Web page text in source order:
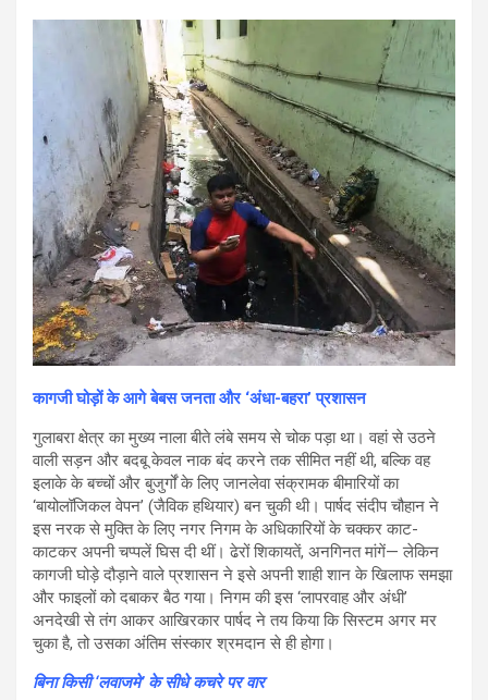
कागजी घोड़ों के आगे बेबस जनता और ‘अंधा-बहरा’ प्रशासन
गुलाबरा क्षेत्र का मुख्य नाला बीते लंबे समय से चोक पड़ा था। वहां से उठने
वाली सड़न और बदबू केवल नाक बंद करने तक सीमित नहीं थी, बल्कि वह
इलाके के बच्चों और बुजुर्गों के लिए जानलेवा संक्रामक बीमारियों का
‘बायोलॉजिकल वेपन’ (जैविक हथियार) बन चुकी थी। पार्षद संदीप चौहान ने
इस नरक से मुक्ति के लिए नगर निगम के अधिकारियों के चक्कर काट-
काटकर अपनी चप्पलें घिस दी थीं। ढेरों शिकायतें, अनगिनत मांगें— लेकिन
कागजी घोड़े दौड़ाने वाले प्रशासन ने इसे अपनी शाही शान के खिलाफ समझा
और फाइलों को दबाकर बैठ गया। निगम की इस ‘लापरवाह और अंधी’
अनदेखी से तंग आकर आखिरकार पार्षद ने तय किया कि सिस्टम अगर मर
चुका है, तो उसका अंतिम संस्कार श्रमदान से ही होगा।
बिना किसी ‘लवाजमे’ के सीधे कचरे पर वार